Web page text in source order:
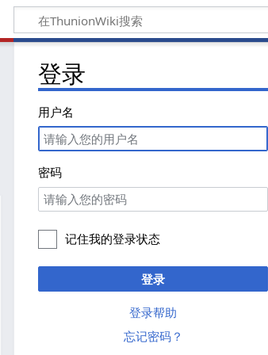
登录
用户名
密码
记住我的登录状态
登录
登录帮助
忘记密码？